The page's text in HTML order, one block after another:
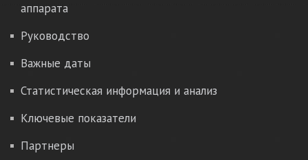
аппарата
Руководство
Важные даты
Статистическая информация и анализ
Ключевые показатели
Партнеры